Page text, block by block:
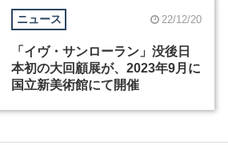
ニュース 22/12/20
「イヴ・サンローラン」没後日
本初の大回顧展が、2023年9月に
国立新美術館にて開催